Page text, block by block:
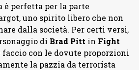
è perfetta per la parte
uno spirito libero che non
dalla società. Per certi versi,
di Brad Pitt in Fight
faccio con le dovute proporzioni
la pazzia da terrorista